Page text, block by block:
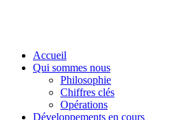
Accueil
Qui sommes nous
Philosophie
Chiffres clés
Opérations
Développements en cours